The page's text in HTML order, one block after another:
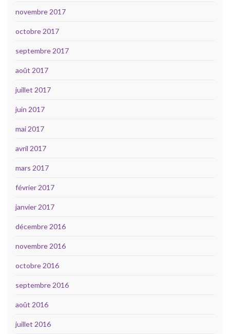
novembre 2017
octobre 2017
septembre 2017
août 2017
juillet 2017
juin 2017
mai 2017
avril 2017
mars 2017
février 2017
janvier 2017
décembre 2016
novembre 2016
octobre 2016
septembre 2016
août 2016
juillet 2016